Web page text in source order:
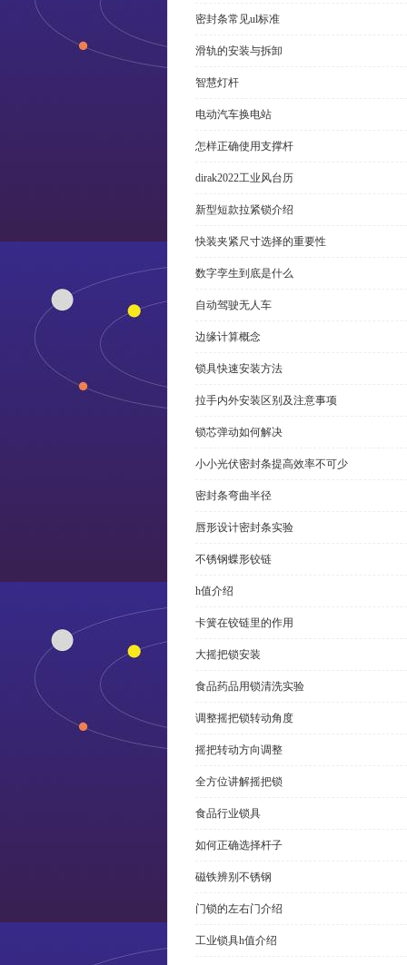
密封条常见ul标准
滑轨的安装与拆卸
智慧灯杆
电动汽车换电站
怎样正确使用支撑杆
dirak2022工业风台历
新型短款拉紧锁介绍
快装夹紧尺寸选择的重要性
数字孪生到底是什么
自动驾驶无人车
边缘计算概念
锁具快速安装方法
拉手内外安装区别及注意事项
锁芯弹动如何解决
小小光伏密封条提高效率不可少
密封条弯曲半径
唇形设计密封条实验
不锈钢蝶形铰链
h值介绍
卡簧在铰链里的作用
大摇把锁安装
食品药品用锁清洗实验
调整摇把锁转动角度
摇把转动方向调整
全方位讲解摇把锁
食品行业锁具
如何正确选择杆子
磁铁辨别不锈钢
门锁的左右门介绍
工业锁具h值介绍